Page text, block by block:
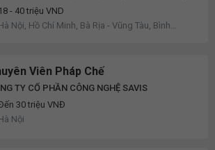
- 40 triệu VND
Nội, Hồ Chí Minh, Bà Rịa - Vũng Tàu, Bình
Viên Pháp Chế
TY CỔ PHẦN CÔNG NGHỆ SAVIS
30 triệu VNĐ
Nội